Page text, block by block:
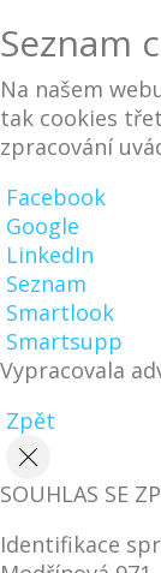
Seznam
Na našem
tak cookies
zpracování
Facebook
Google
LinkedIn
Seznam
Smartlook
Smartsupp
Vypracovala
Zpět
SOUHLAS SE
Identifikace